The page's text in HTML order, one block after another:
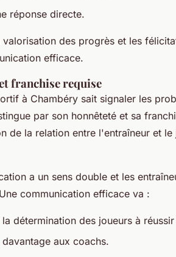
réponse directe.
valorisation des progrès et les
efficace.
franchise requise
à Chambéry sait signaler les
par son honnêteté et sa
de la relation entre l'entraîneur et
a un sens double et les
communication efficace va :
détermination des joueurs à réussir
aux coachs.